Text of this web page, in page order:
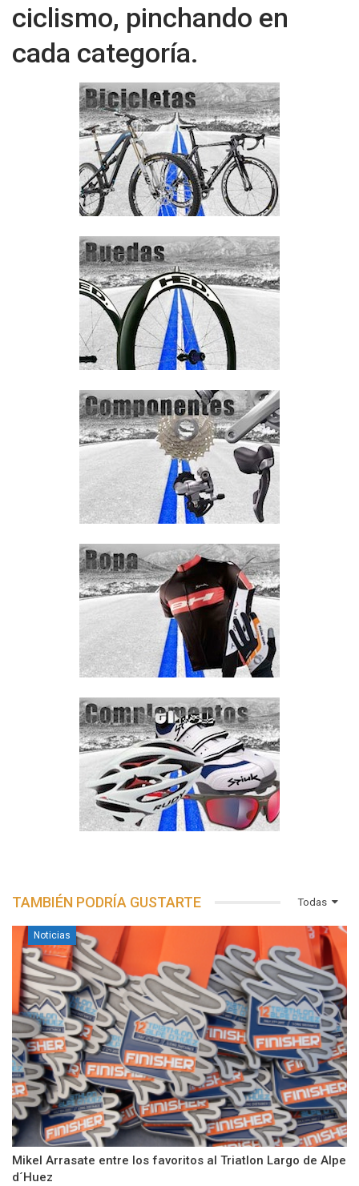
ciclismo, pinchando en
cada categoría.
Todas
TAMBIÉN PODRÍA GUSTARTE
Noticias
Mikel Arrasate entre los favoritos al Triatlon Largo de Alpe
d´Huez